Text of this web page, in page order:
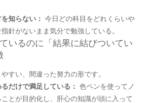
知らない： 今日どの科目をどれくらいや
針がないまま気分で勉強している。
いるのに「結果に結びついてい
すい、間違った努力の形です。
だけで満足している： 色ペンを使ってノ
とが目的化し、肝心の知識が頭に入って